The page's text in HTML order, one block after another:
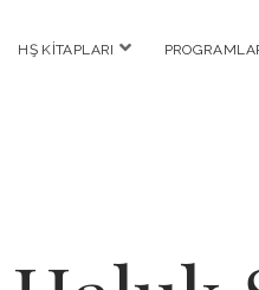
HŞ KITAPLARI menüyü